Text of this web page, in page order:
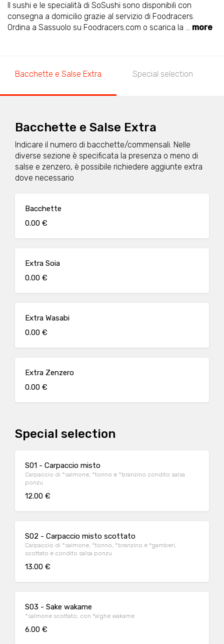
Il sushi e le specialità di SoSushi sono disponibili con
consegna a domicilio grazie al servizio di Foodracers.
Ordina a Sassuolo su Foodracers.com o scarica la ... more
Bacchette e Salse Extra Special selection
Bacchette e Salse Extra
Indicare il numero di bacchette/commensali. Nelle
diverse sezione è specificata la presenza o meno di
salse e zenzero, è possibile richiedere aggiunte extra
dove necessario
Bacchette
0.00 €
Extra Soia
0.00 €
Extra Wasabi
0.00 €
Extra Zenzero
0.00 €
Special selection
S01 - Carpaccio misto
Carpaccio di °salmone, °tonno e °branzino condito salsa
ponzu
12.00 €
S02 - Carpaccio misto scottato
Carpaccio di °salmone, °tonno, °branzino e *gamberi,
scottato e condito salsa ponzu
13.00 €
S03 - Sake wakame
°salmone scottato, con *alghe wakame
6.00 €